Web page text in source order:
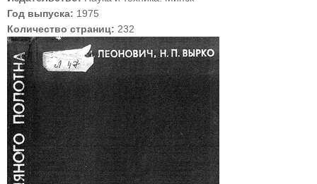
Год выпуска: 1975
Количество страниц: 232